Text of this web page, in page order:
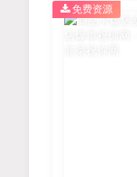
免费资源